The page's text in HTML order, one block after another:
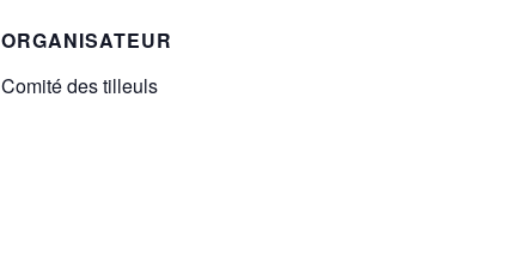
ORGANISATEUR
Comité des tilleuls